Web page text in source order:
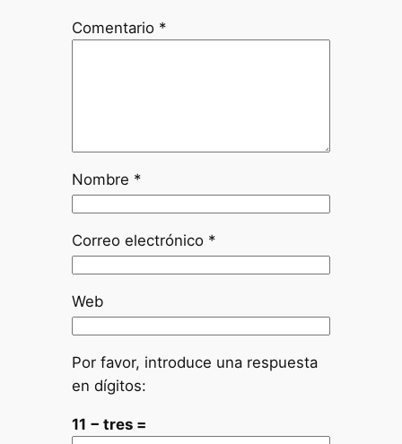
Comentario *
Nombre *
Correo electrónico *
Web
Por favor, introduce una respuesta
en dígitos:
11 − tres =